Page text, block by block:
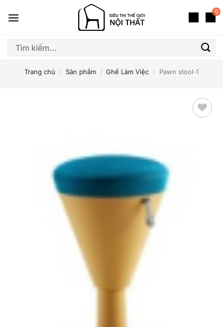
qua
dung
0
Tìm
Trang chủ / Sản phẩm / Ghế Làm Việc / Pawn stool-1